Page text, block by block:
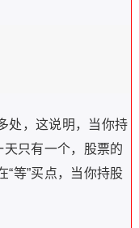
处，这说明，当你持
天只有一个，股票的
“等”买点，当你持股